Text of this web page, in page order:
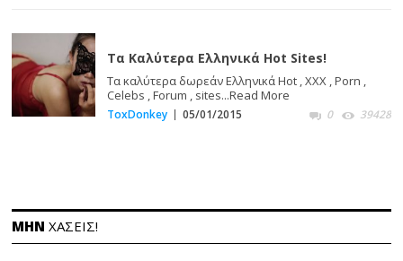
Τα Καλύτερα Ελληνικά Hot Sites!
Τα καλύτερα δωρεάν Ελληνικά Hot , XXX , Porn ,
Celebs , Forum , sites...Read More
ToxDonkey 05/01/2015 39428
0
ΜΗΝ ΧΑΣΕΙΣ!